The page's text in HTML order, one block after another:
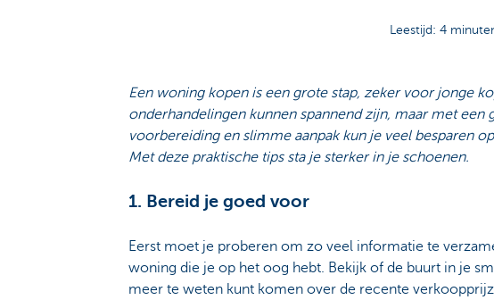
Leestijd: 4
Een woning kopen is een grote stap, zeker voor jonge
onderhandelingen kunnen spannend zijn, maar met een
voorbereiding en slimme aanpak kun je veel besparen
Met deze praktische tips sta je sterker in je schoenen.
1. Bereid je goed voor
Eerst moet je proberen om zo veel informatie te
woning die je op het oog hebt. Bekijk of de buurt in je
meer te weten kunt komen over de recente